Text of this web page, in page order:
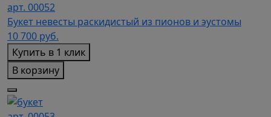
арт. 00052
Букет невесты раскидистый из пионов и эустомы
10 700 руб.
Купить в 1 клик
В корзину